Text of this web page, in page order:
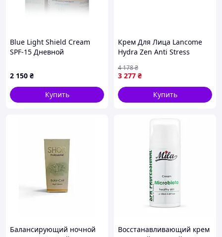
Blue Light Shield Cream
SPF-15 Дневной
15 Тип кожи - сухая/
обезвоженная кожа
2 150 ₴
Купить
Крем Для Лица Lancome
Hydra Zen Anti Stress
Мл
3 277 ₴
4 178₴
Купить
Балансирующий ночной
Восстанавливающий крем